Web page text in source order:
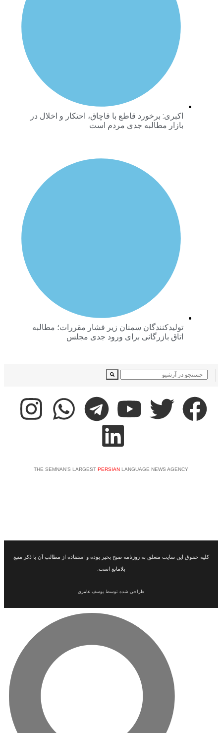
اکبری: برخورد قاطع با قاچاق، احتکار و اخلال در
بازار مطالبه جدی مردم است
تولیدکنندگان سمنان زیر فشار مقررات؛ مطالبه
اتاق بازرگانی برای ورود جدی مجلس
THE SEMNAN’S LARGESTPERSIANLANGUAGE NEWS
این سایت متعلق به روزنامه صبح بخیر بوده و استفاده از مطالب آن با ذکر منبع
طراحی شده توسط یوسف عامری